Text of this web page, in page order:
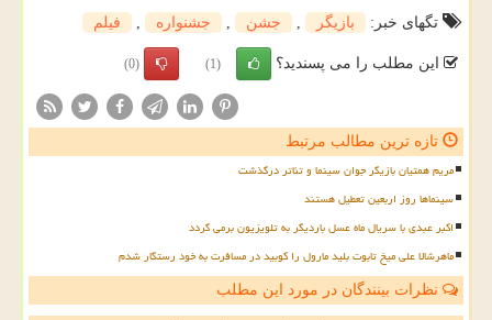
تگهای خبر:
بازیگر , جشن , جشنواره , فیلم
این مطلب را می پسندید؟ (1)
(0)
تازه ترین مطالب مرتبط
مریم همتیان بازیگر جوان سینما و تئاتر درگذشت
سینماها روز اربعین تعطیل هستند
اکبر عبدی با سریال ماه عسل باردیگر به تلویزیون برمی گردد
ماهرشالا علی میخ تابوت بلید مارول را کوبید در مسافرت به خود رستگار شدم
نظرات بینندگان در مورد این مطلب